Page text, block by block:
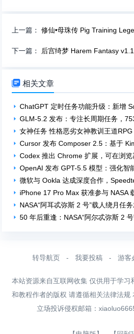
上一篇：修仙•母珠传 Pig Training
下一篇： 后宫绮梦 Harem Fantasy
 相关文章
ChatGPT 定时任务功能升级：新增
GLM-5.2 发布：专注长周期任务，
女神任务 性格恶劣女神教训王道RPG
Cursor 发布 Composer 2.5：基于
Codex 推出 Chrome 扩展，可在浏
OpenAI 发布 GPT-5.5 模型：强化智
微软与 Ookla 达成深度合作，
iPhone 17 Pro Max 获准参与 NASA
NASA“阿耳忒弥斯 2 号”载人绕月任
50 年后重逢：NASA“阿尔忒弥斯 2
转导航页 - 我要投稿 - 游客
本站资源来自互联网收集 仅供用于学习
和教程作者的版权 请遵循相关法律法规
立场投诉侵权邮箱：